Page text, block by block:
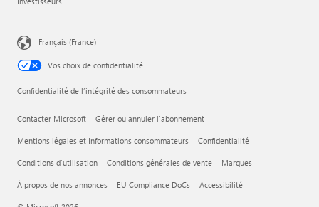
Français (France)
Vos choix de confidentialité
Confidentialité de l’intégrité des consommateurs
Contacter Microsoft Gérer ou annuler l’abonnement
Mentions légales et Informations consommateurs Confidentialité
Conditions d'utilisation Conditions générales de vente Marques
À propos de nos annonces EU Compliance DoCs Accessibilité